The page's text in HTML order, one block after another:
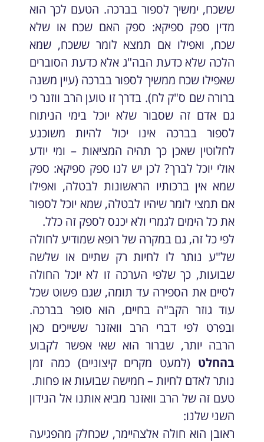
ששכח, ימשיך לספור בברכה. הטעם לכך הוא
מדין ספק ספיקא: ספק האם שכח או שלא
שכח, ואפילו אם תמצא לומר ששכח, שמא
הלכה שלא כדעת הבה"ג אלא כדעת הסוברים
שאפילו שכח ממשיך לספור בברכה (עיין משנה
ברורה שם ס"ק לח). בדרך זו טוען הרב ווזנר כי
גם אדם זה שסבור שלא יוכל בימי הניתוח
לספור בברכה אינו יכול להיות משוכנע
לחלוטין שאכן כך תהיה המציאות – ומי יודע
אולי יוכל לברך? לכן יש לנו ספק ספיקא: ספק
שמא אין ברכותיו הראשונות לבטלה, ואפילו
אם תמצי לומר שיהיו לבטלה, שמא יוכל לספור
את כל הימים לגמרי ולא יכנס לספק זה כלל.
לפי כל זה, גם במקרה של רופא שמודיע לחולה
של"ע נותר לו לחיות רק שתיים או שלשה
שבועות, כך שלפי הערכה זו לא יוכל החולה
לסיים את הספירה עד תומה, שגם פשוט שכל
עוד גוזר הקב"ה בחיים, הוא סופר בברכה.
ובפרט לפי דברי הרב וואזנר ששייכים כאן
הרבה יותר, שברור הוא שאי אפשר לקבוע
בהחלט (למעט מקרים קיצוניים) כמה זמן
נותר לאדם לחיות – חמישה שבועות או פחות.
טעם זה של הרב וואזנר מביא אותנו אל הנידון
השני שלנו:
ראובן הוא חולה אלצהיימר, שכחלק מהפגיעה